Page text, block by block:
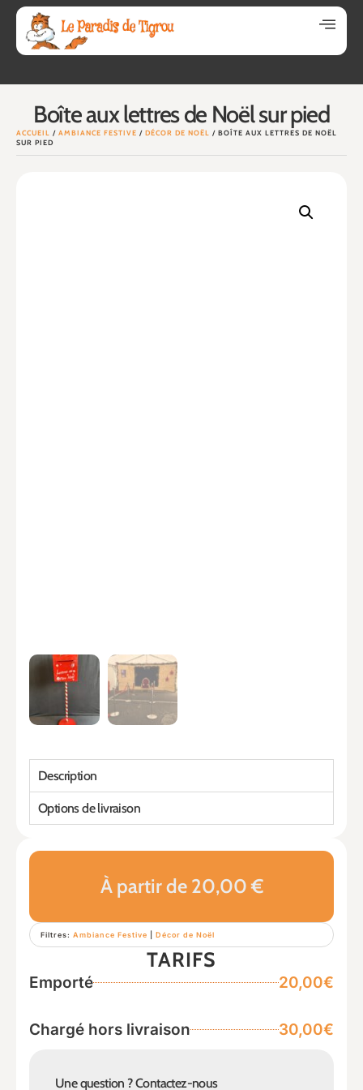
Boîte aux lettres de Noël sur pied
ACCUEIL / AMBIANCE FESTIVE / DÉCOR DE NOËL
/ BOÎTE AUX LETTRES DE NOËL
SUR PIED
À partir de 20,00 €
Filtres: Ambiance Festive Décor de Noël
TARIFS
Emporté 20,00€
Chargé hors livraison 30,00€
Une question ? Contactez-nous
Description
Options de livraison